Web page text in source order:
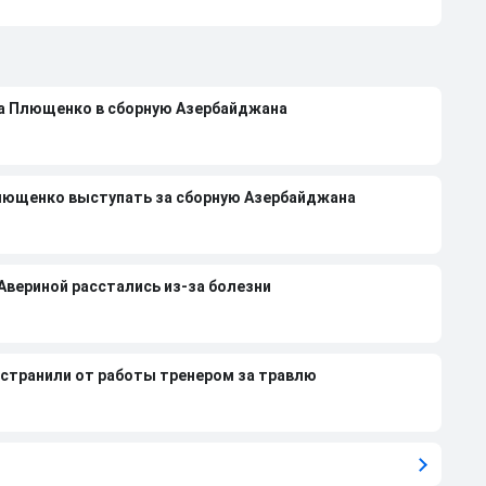
Плющенко в сборную Азербайджана
выступать за сборную Азербайджана
расстались из-за болезни
от работы тренером за травлю